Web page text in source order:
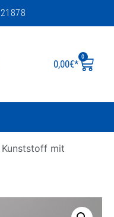
0,00€
0
mit